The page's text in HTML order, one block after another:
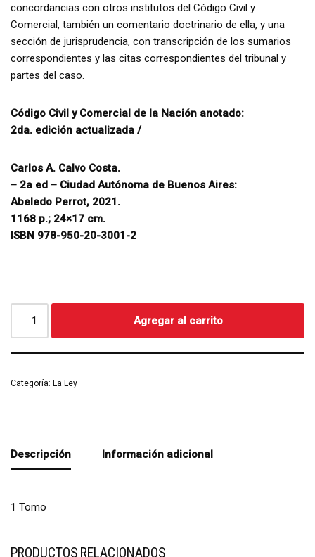
concordancias con otros institutos del Código Civil y
Comercial, también un comentario doctrinario de ella, y una
sección de jurisprudencia, con transcripción de los sumarios
correspondientes y las citas correspondientes del tribunal y
partes del caso.
Código Civil y Comercial de la Nación anotado:
2da. edición actualizada /
Carlos A. Calvo Costa.
– 2a ed – Ciudad Autónoma de Buenos Aires:
Abeledo Perrot, 2021.
1168 p.; 24×17 cm.
ISBN 978-950-20-3001-2
Agregar al carrito
Categoría: La Ley
Descripción Información adicional
1 Tomo
PRODUCTOS RELACIONADOS